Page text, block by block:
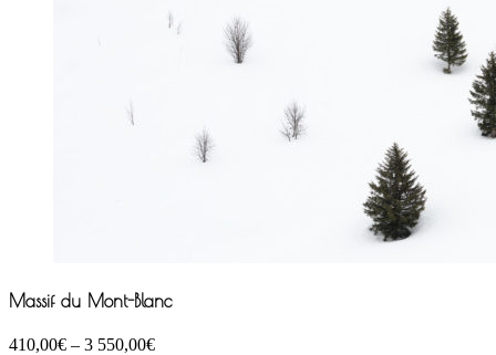
Massif du Mont-Blanc
410,00€ – 3 550,00€